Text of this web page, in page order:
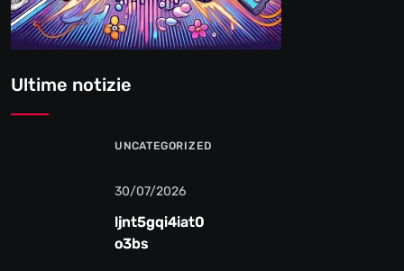
Ultime notizie
UNCATEGORIZED
30/07/2026
ljnt5gqi4iat0
o3bs